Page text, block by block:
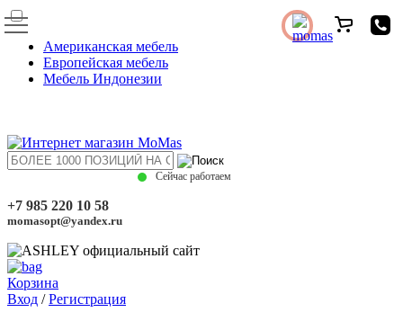
Американская мебель
Европейская мебель
Мебель Индонезии
Сейчас работаем
+7 985 220 10 58
momasopt@yandex.ru
Корзина
Вход /Регистрация